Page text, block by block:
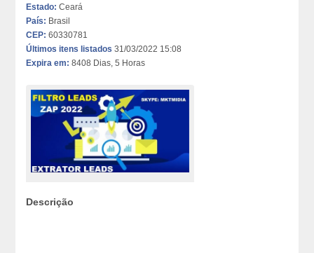
Estado: Ceará
País: Brasil
CEP: 60330781
Últimos itens listados 31/03/2022 15:08
Expira em: 8408 Dias, 5 Horas
Descrição